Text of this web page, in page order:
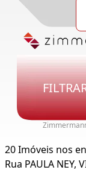
20 Imóveis nos
Rua PAULA NEY,